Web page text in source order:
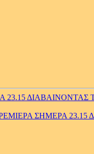
ΔΙΑΒΑΙΝΟΝΤΑΣ
ΣΗΜΕΡΑ 23.15